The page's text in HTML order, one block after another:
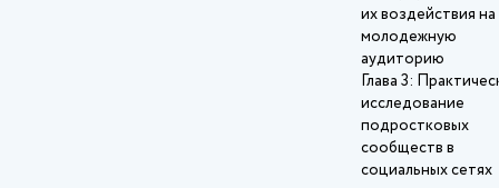
их воздействия на
молодежную
аудиторию
Глава 3:
исследование
подростковых
сообществ в
социальных сетях